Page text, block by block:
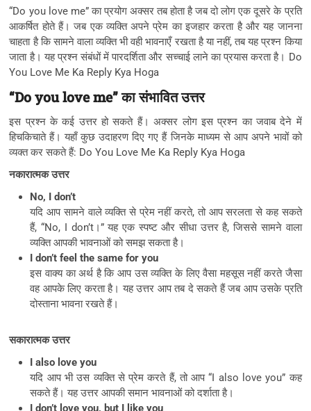
“Do you love me” का प्रयोग अक्सर तब होता है जब दो लोग एक दूसरे के प्रति
आकर्षित होते हैं। जब एक व्यक्ति अपने प्रेम का इजहार करता है और यह जानना
चाहता है कि सामने वाला व्यक्ति भी वही भावनाएँ रखता है या नहीं, तब यह प्रश्न किया
जाता है। यह प्रश्न संबंधों में पारदर्शिता और सच्चाई लाने का प्रयास करता है। Do
You Love Me Ka Reply Kya Hoga
“Do you love me” का संभावित उत्तर
इस प्रश्न के कई उत्तर हो सकते हैं। अक्सर लोग इस प्रश्न का जवाब देने में
हिचकिचाते हैं। यहाँ कुछ उदाहरण दिए गए हैं जिनके माध्यम से आप अपने भावों को
व्यक्त कर सकते हैं: Do You Love Me Ka Reply Kya Hoga
नकारात्मक उत्तर
No, I don’t
यदि आप सामने वाले व्यक्ति से प्रेम नहीं करते, तो आप सरलता से कह सकते
हैं, “No, I don’t।” यह एक स्पष्ट और सीधा उत्तर है, जिससे सामने वाला
व्यक्ति आपकी भावनाओं को समझ सकता है।
I don’t feel the same for you
इस वाक्य का अर्थ है कि आप उस व्यक्ति के लिए वैसा महसूस नहीं करते जैसा
वह आपके लिए करता है। यह उत्तर आप तब दे सकते हैं जब आप उसके प्रति
दोस्ताना भावना रखते हैं।
सकारात्मक उत्तर
I also love you
यदि आप भी उस व्यक्ति से प्रेम करते हैं, तो आप “I also love you” कह
सकते हैं। यह उत्तर आपकी समान भावनाओं को दर्शाता है।
I don’t love you, but I like you